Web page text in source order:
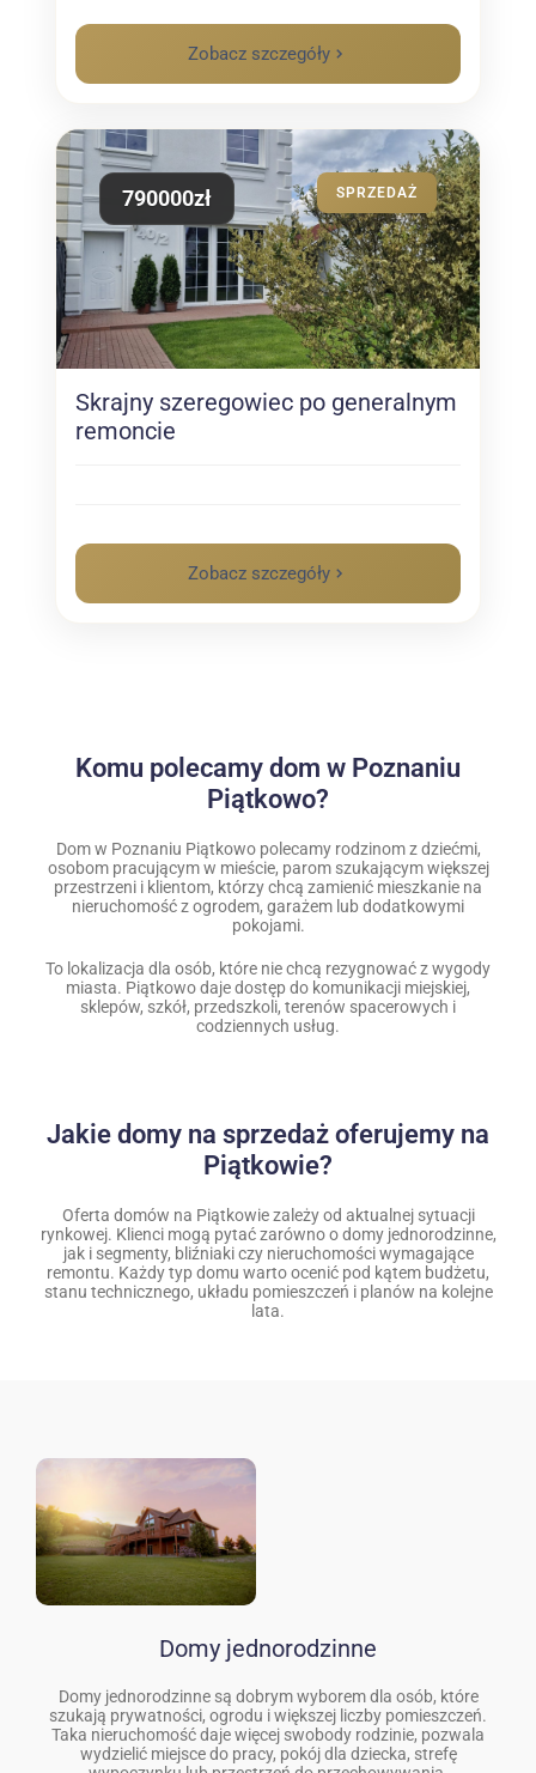
Zobacz szczegóły
790000zł SPRZEDAŻ
Skrajny szeregowiec po generalnym
remoncie
Zobacz szczegóły
Komu polecamy dom w Poznaniu
Piątkowo?
Dom w Poznaniu Piątkowo polecamy rodzinom z dziećmi,
osobom pracującym w mieście, parom szukającym większej
przestrzeni i klientom, którzy chcą zamienić mieszkanie na
nieruchomość z ogrodem, garażem lub dodatkowymi
pokojami.
To lokalizacja dla osób, które nie chcą rezygnować z wygody
miasta. Piątkowo daje dostęp do komunikacji miejskiej,
sklepów, szkół, przedszkoli, terenów spacerowych i
codziennych usług.
Jakie domy na sprzedaż oferujemy na
Piątkowie?
Oferta domów na Piątkowie zależy od aktualnej sytuacji
rynkowej. Klienci mogą pytać zarówno o domy jednorodzinne,
jak i segmenty, bliźniaki czy nieruchomości wymagające
remontu. Każdy typ domu warto ocenić pod kątem budżetu,
stanu technicznego, układu pomieszczeń i planów na kolejne
lata.
Domy jednorodzinne
Domy jednorodzinne są dobrym wyborem dla osób, które
szukają prywatności, ogrodu i większej liczby pomieszczeń.
Taka nieruchomość daje więcej swobody rodzinie, pozwala
wydzielić miejsce do pracy, pokój dla dziecka, strefę